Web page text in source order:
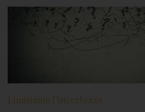
Limitiamo l’incertezza